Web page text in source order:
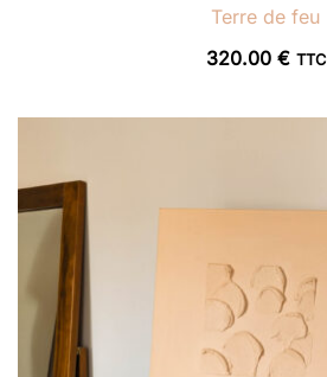
Terre de feu
320.00 € TTC